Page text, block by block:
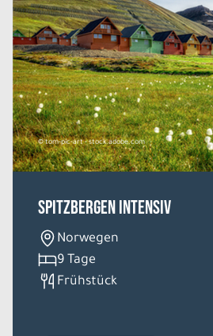
© tom-pic-art - stock.adobe.com
Spitzbergen intensiv
Norwegen
9 Tage
Frühstück